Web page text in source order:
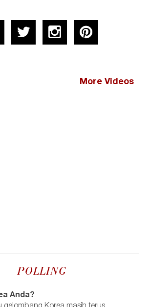
More Videos
POLLING
Anda?